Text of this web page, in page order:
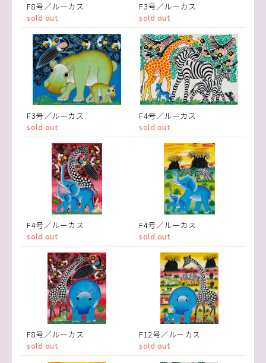
F8号／ルーカス
sold out
F3号／ルーカス
sold out
F3号／ルーカス
sold out
F4号／ルーカス
sold out
F4号／ルーカス
sold out
F4号／ルーカス
sold out
F8号／ルーカス
sold out
F12号／ルーカス
sold out